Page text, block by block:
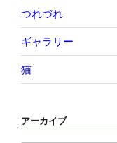
つれづれ
ギャラリー
猫
アーカイブ